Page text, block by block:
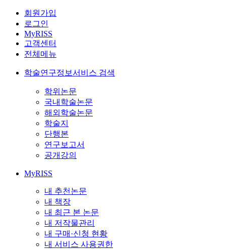
회원가입
로그인
MyRISS
고객센터
전체메뉴
학술연구정보서비스 검색
학위논문
국내학술논문
해외학술논문
학술지
단행본
연구보고서
공개강의
MyRISS
내 추천논문
내 책장
내 최근 본 논문
내 저작물관리
내 구매·신청 현황
내 서비스 사용권한